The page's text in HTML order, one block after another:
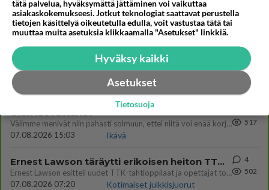
Mitä haluaisit kysyä tänään
Kaivatultasi? Anna jokin tunniste itsestäni tai hänestä.
07.08.2026 13:15
Ikävä
07.08.2026 12:07
Jämsä
43
562
Olen luovuttanut
Välimme menivät niin pahasti solmuun, ettei niitä voi enää korjata. On aika jatkaa elämässä eteenpäin. Toivon sulle kaik
07.08.2026 15:03
Ikävä
517
Ernest Lawson täräytti erikoisen heiton TTK-lehdistötilaisuudessa: " Onko tässä tarkoituksena...?"
Ernest Lawson esitteli uudet TTK-tähtioppilaat ja opettajat torstaina 6.8. lehdistölle. Tulevalla kaudella on yksi hausk
07.08.2026 07:20
Kotimaiset julkkisjuorut
4
502
tätä palvelua, hyväksymättä jättäminen voi vaikuttaa
asiakaskokemukseesi. Jotkut teknologiat saattavat perustella
tietojen käsittelyä oikeutetulla edulla, voit vastustaa tätä tai
muuttaa muita asetuksia klikkaamalla "Asetukset" linkkiä.
Hyväksy kaikki
Asetukset
Tietosuoja